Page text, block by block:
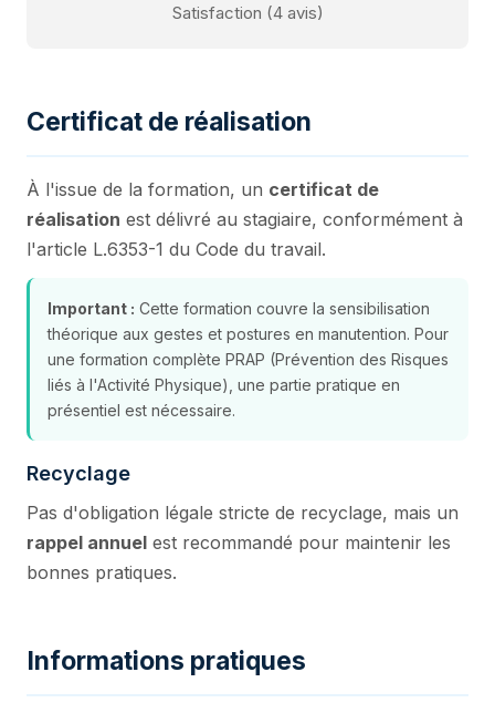
Satisfaction (4 avis)
Certificat de réalisation
À l'issue de la formation, un certificat de
réalisation est délivré au stagiaire, conformément à
l'article L.6353-1 du Code du travail.
Important : Cette formation couvre la sensibilisation
théorique aux gestes et postures en manutention. Pour
une formation complète PRAP (Prévention des Risques
liés à l'Activité Physique), une partie pratique en
présentiel est nécessaire.
Recyclage
Pas d'obligation légale stricte de recyclage, mais un
rappel annuel est recommandé pour maintenir les
bonnes pratiques.
Informations pratiques